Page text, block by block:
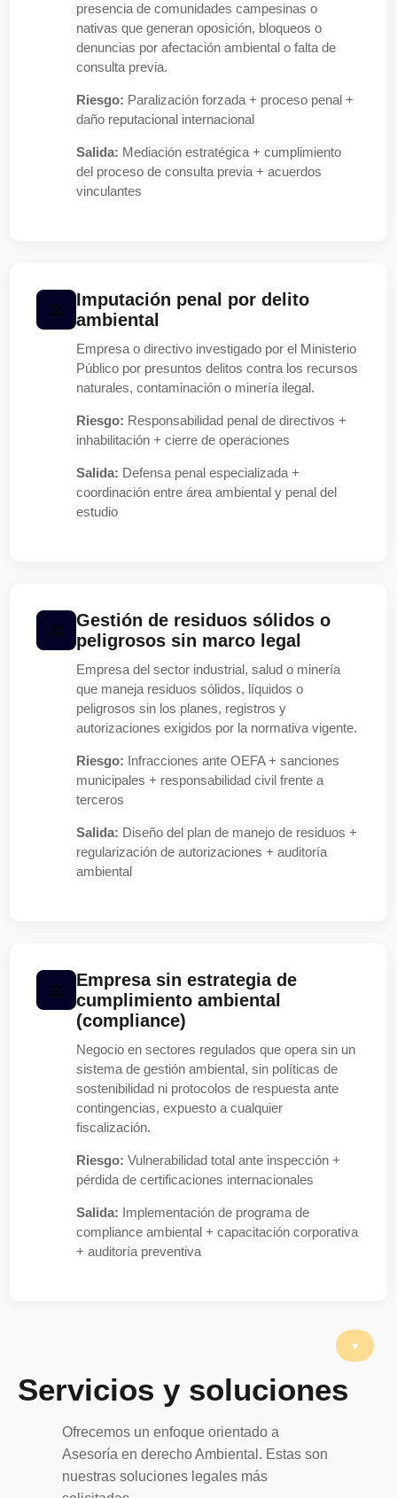
presencia de comunidades campesinas o
nativas que generan oposición, bloqueos o
denuncias por afectación ambiental o falta de
consulta previa.
Riesgo: Paralización forzada + proceso penal +
daño reputacional internacional
Salida: Mediación estratégica + cumplimiento
del proceso de consulta previa + acuerdos
vinculantes
Imputación penal por delito
ambiental
Empresa o directivo investigado por el Ministerio
Público por presuntos delitos contra los recursos
naturales, contaminación o minería ilegal.
Riesgo: Responsabilidad penal de directivos +
inhabilitación + cierre de operaciones
Salida: Defensa penal especializada +
coordinación entre área ambiental y penal del
estudio
Gestión de residuos sólidos o
peligrosos sin marco legal
Empresa del sector industrial, salud o minería
que maneja residuos sólidos, líquidos o
peligrosos sin los planes, registros y
autorizaciones exigidos por la normativa vigente.
Riesgo: Infracciones ante OEFA + sanciones
municipales + responsabilidad civil frente a
terceros
Salida: Diseño del plan de manejo de residuos +
regularización de autorizaciones + auditoría
ambiental
Empresa sin estrategia de
cumplimiento ambiental
(compliance)
Negocio en sectores regulados que opera sin un
sistema de gestión ambiental, sin políticas de
sostenibilidad ni protocolos de respuesta ante
contingencias, expuesto a cualquier
fiscalización.
Riesgo: Vulnerabilidad total ante inspección +
pérdida de certificaciones internacionales
Salida: Implementación de programa de
compliance ambiental + capacitación corporativa
+ auditoría preventiva
Servicios y soluciones
Ofrecemos un enfoque orientado a
Asesoría en derecho Ambiental. Estas son
nuestras soluciones legales más